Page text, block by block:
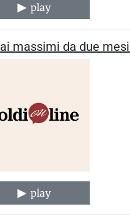
play
massimi da due
play